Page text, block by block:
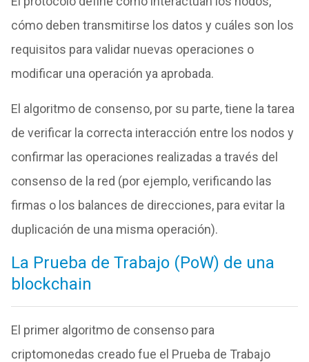
cómo deben transmitirse los datos y cuáles son los
requisitos para validar nuevas operaciones o
modificar una operación ya aprobada.
El algoritmo de consenso, por su parte, tiene la tarea
de verificar la correcta interacción entre los nodos y
confirmar las operaciones realizadas a través del
consenso de la red (por ejemplo, verificando las
firmas o los balances de direcciones, para evitar la
duplicación de una misma operación).
La Prueba de Trabajo (PoW) de una
blockchain
El primer algoritmo de consenso para
criptomonedas creado fue el Prueba de Trabajo